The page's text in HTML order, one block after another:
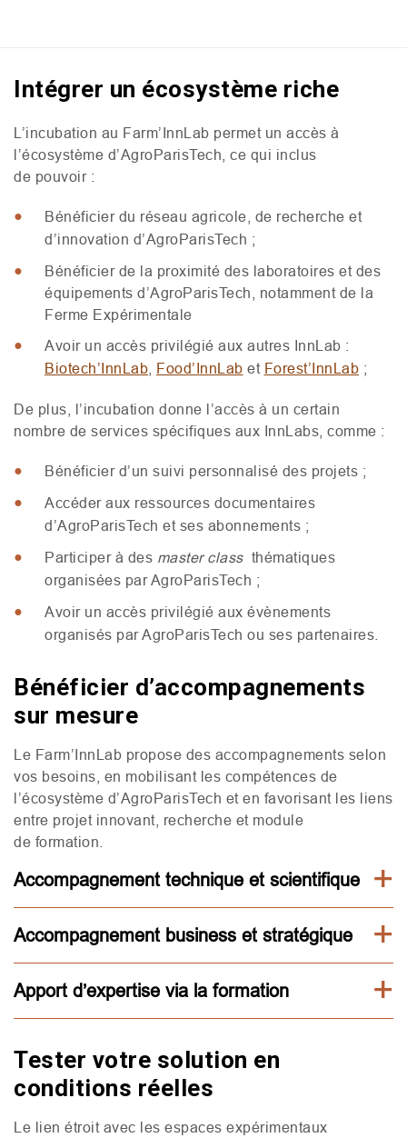
Intégrer un écosystème riche
L’incubation au Farm’InnLab permet un accès à
l’écosystème d’AgroParisTech, ce qui inclus
de pouvoir :
Bénéficier du réseau agricole, de recherche et
d’innovation d’AgroParisTech ;
Bénéficier de la proximité des laboratoires et des
équipements d’AgroParisTech, notamment de la
Ferme Expérimentale
Avoir un accès privilégié aux autres InnLab :
Biotech’InnLab Food’InnLab et Forest’InnLab ;
De plus, l’incubation donne l’accès à un certain
nombre de services spécifiques aux InnLabs, comme :
Bénéficier d’un suivi personnalisé des projets ;
Accéder aux ressources documentaires
d’AgroParisTech et ses abonnements ;
Participer à des master class thématiques
organisées par AgroParisTech ;
Avoir un accès privilégié aux évènements
organisés par AgroParisTech ou ses partenaires.
Bénéficier d’accompagnements
sur mesure
Le Farm’InnLab propose des accompagnements selon
vos besoins, en mobilisant les compétences de
l’écosystème d’AgroParisTech et en favorisant les liens
entre projet innovant, recherche et module
de formation.
Accompagnement technique et scientifique
Accompagnement business et stratégique
Apport d’expertise via la formation
Tester votre solution en
conditions réelles
Le lien étroit avec les espaces expérimentaux